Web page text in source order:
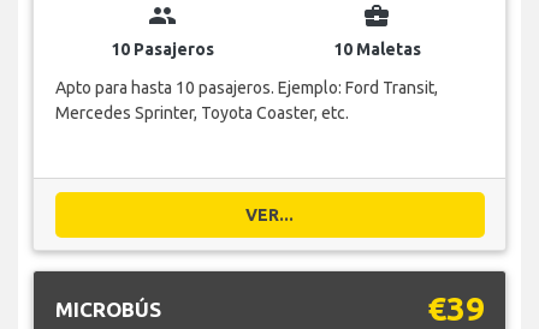
group
10 Pasajeros
business_center
10 Maletas
Apto para hasta 10 pasajeros. Ejemplo: Ford Transit,
Mercedes Sprinter, Toyota Coaster, etc.
VER...
MICROBÚS €39